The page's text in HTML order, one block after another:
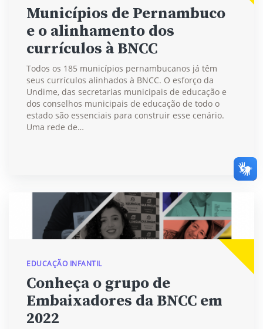
Municípios de Pernambuco
e o alinhamento dos
currículos à BNCC
Todos os 185 municípios pernambucanos já têm
seus currículos alinhados à BNCC. O esforço da
Undime, das secretarias municipais de educação e
dos conselhos municipais de educação de todo o
estado são essenciais para construir esse cenário.
Uma rede de…
EDUCAÇÃO INFANTIL
Conheça o grupo de
Embaixadores da BNCC em
2022